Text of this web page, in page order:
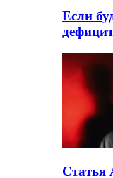
Если
Статья